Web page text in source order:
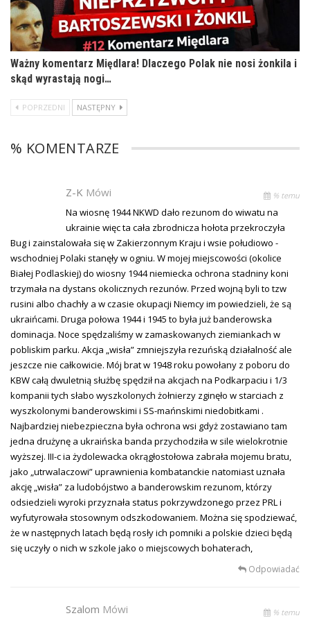
Ważny komentarz Międlara! Dlaczego Polak nie nosi żonkila i
skąd wyrastają nogi…
POPRZEDNI NASTĘPNY
% KOMENTARZE
Z-K Mówi % temu
Na wiosnę 1944 NKWD dało rezunom do wiwatu na
ukrainie więc ta cała zbrodnicza hołota przekroczyła
Bug i zainstalowała się w Zakierzonnym Kraju i wsie połudiowo -
wschodniej Polaki stanęły w ogniu. W mojej miejscowości (okolice
Białej Podlaskiej) do wiosny 1944 niemiecka ochrona stadniny koni
trzymała na dystans okolicznych rezunów. Przed wojną byli to tzw
rusini albo chachły a w czasie okupacji Niemcy im powiedzieli, że są
ukraińcami. Druga połowa 1944 i 1945 to była już banderowska
dominacja. Noce spędzaliśmy w zamaskowanych ziemiankach w
pobliskim parku. Akcja „wisła” zmniejszyła rezuńską działalność ale
jeszcze nie całkowicie. Mój brat w 1948 roku powołany z poboru do
KBW całą dwuletnią służbę spędził na akcjach na Podkarpaciu i 1/3
kompanii tych słabo wyszkolonych żołnierzy zginęło w starciach z
wyszkolonymi banderowskimi i SS-mańnskimi niedobitkami .
Najbardziej niebezpieczna była ochrona wsi gdyż zostawiano tam
jedna drużynę a ukraińska banda przychodziła w sile wielokrotnie
wyższej. III-c ia żydolewacka okrągłostołowa zabrała mojemu bratu,
jako „utrwalaczowi” uprawnienia kombatanckie natomiast uznała
akcję „wisła” za ludobójstwo a banderowskim rezunom, którzy
odsiedzieli wyroki przyznała status pokrzywdzonego przez PRL i
wyfutyrowała stosownym odszkodowaniem. Można się spodziewać,
że w następnych latach będą rosły ich pomniki a polskie dzieci będą
się uczyły o nich w szkole jako o miejscowych bohaterach,
Odpowiadać
Szalom Mówi % temu